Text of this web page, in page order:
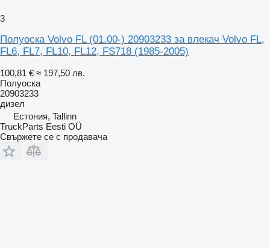
3
Полуоска Volvo FL (01.00-) 20903233 за влекач Volvo FL,
FL6, FL7, FL10, FL12, FS718 (1985-2005)
100,81 € ≈ 197,50 лв.
Полуоска
20903233
дизел
Естония, Tallinn
TruckParts Eesti OÜ
Свържете се с продавача